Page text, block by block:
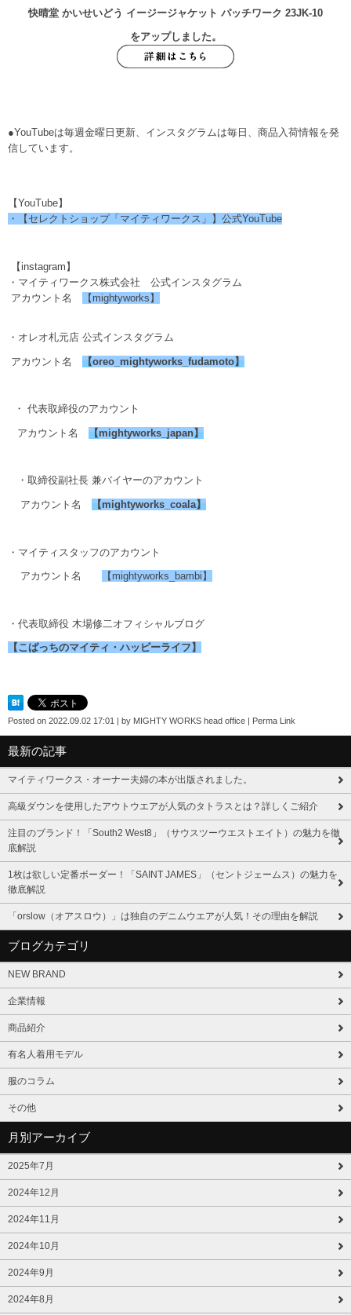
快晴堂 かいせいどう イージージャケット パッチワーク 23JK-10
をアップしました。
●YouTubeは毎週金曜日更新、インスタグラムは毎日、商品入荷情報を発
信しています。
【YouTube】
・【セレクトショップ「マイティワークス」】公式YouTube
【instagram】
・マイティワークス株式会社 公式インスタグラム
アカウント名
【mightyworks】
・オレオ札元店 公式インスタグラム
アカウント名 【oreo_mightyworks_fudamoto】
・ 代表取締役のアカウント
アカウント名 【mightyworks_japan】
・取締役副社長 兼バイヤーのアカウント
アカウント名 【mightyworks_coala】
・マイティスタッフのアカウント
アカウント名 【mightyworks_bambi】
・代表取締役 木場修二オフィシャルブログ
【こばっちのマイティ・ハッピーライフ】
Posted on 2022.09.02 17:01 by MIGHTY WORKS head office Perma Link
最新の記事
マイティワークス・オーナー夫婦の本が出版されました。
高級ダウンを使用したアウトウエアが人気のタトラスとは？詳しくご紹介
注目のブランド！「South2 West8」（サウスツーウエストエイト）の魅力を徹
底解説
1枚は欲しい定番ボーダー！「SAINT JAMES」（セントジェームス）の魅力を
徹底解説
「orslow（オアスロウ）」は独自のデニムウエアが人気！その理由を解説
ブログカテゴリ
NEW BRAND
企業情報
商品紹介
有名人着用モデル
服のコラム
その他
月別アーカイブ
2025年7月
2024年12月
2024年11月
2024年10月
2024年9月
2024年8月